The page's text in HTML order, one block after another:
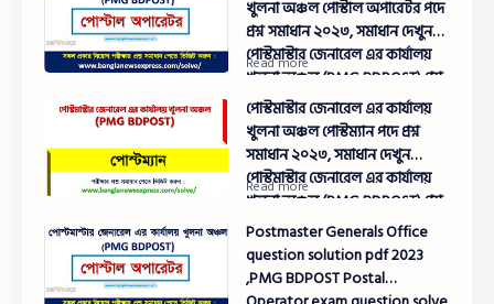
খুলনা অঞ্চল পোস্টাল অপারেটর পদে
প্রশ্ন সমাধান ২০২৩, সমাধান দেখুন
পোস্টমাস্টার জেনারেল এর কার্যালয়
খুলনা অঞ্চল (PMG BDPOST) প্রশ্ন
সমাধান pdf ২০২৩
পোস্টমাস্টার জেনারেল এর কার্যালয়
খুলনা অঞ্চল পোস্টম্যান পদে প্রশ্ন
সমাধান ২০২৩, সমাধান দেখুন
পোস্টমাস্টার জেনারেল এর কার্যালয়
খুলনা অঞ্চল (PMG BDPOST) প্রশ্ন
সমাধান pdf ২০২৩
Postmaster Generals Office
question solution pdf 2023
,PMG BDPOST Postal